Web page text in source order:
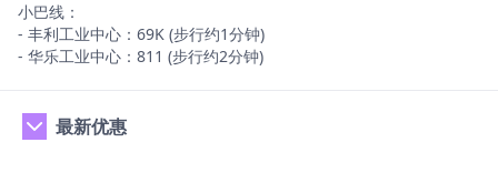
小巴线：
- 丰利工业中心：69K (步行约1分钟)
- 华乐工业中心：811 (步行约2分钟)
最新优惠